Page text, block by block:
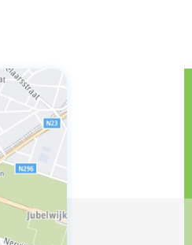
je sneller van de